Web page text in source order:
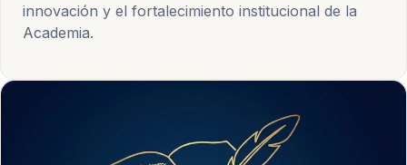
innovación y el fortalecimiento institucional de la
Academia.